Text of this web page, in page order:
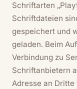
Schriftarten
Schriftdateien
gespeichert und
geladen. Beim
Verbindung zu
Schriftanbietern
Adresse an